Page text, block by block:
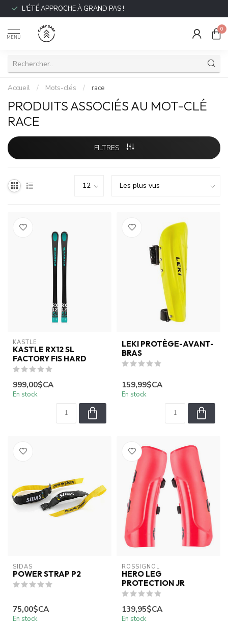
L'ÉTÉ APPROCHE À GRAND PAS !
MENU
0
Accueil / Mots-clés / race
PRODUITS ASSOCIÉS AU MOT-CLÉ
RACE
FILTRES
KASTLE
KASTLE RX12 SL
FACTORY FIS HARD
999,00$CA
En stock
LEKI PROTÈGE-AVANT-
BRAS
159,99$CA
En stock
SIDAS
POWER STRAP P2
75,00$CA
En stock
ROSSIGNOL
HERO LEG
PROTECTION JR
139,95$CA
En stock